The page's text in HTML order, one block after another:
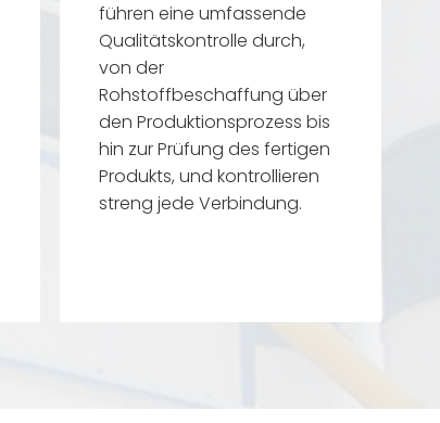
führen eine umfassende
Qualitätskontrolle durch,
von der
Rohstoffbeschaffung über
den Produktionsprozess bis
hin zur Prüfung des fertigen
Produkts, und kontrollieren
streng jede Verbindung.